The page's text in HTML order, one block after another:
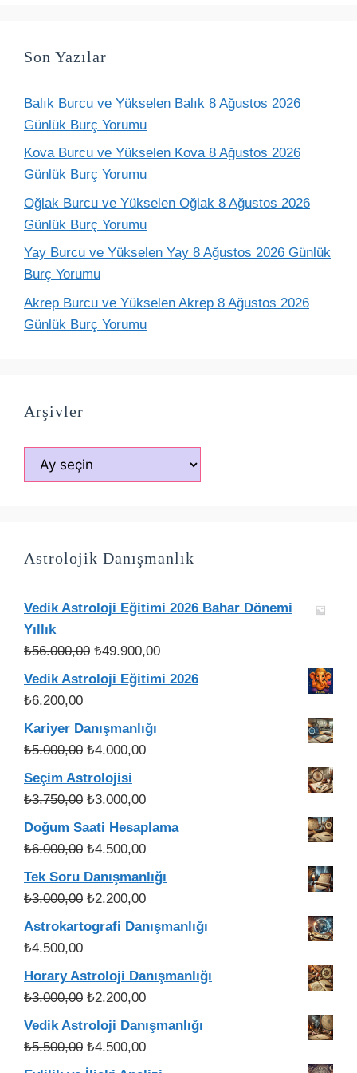
Son Yazılar
Balık Burcu ve Yükselen Balık 8 Ağustos 2026
Günlük Burç Yorumu
Kova Burcu ve Yükselen Kova 8 Ağustos 2026
Günlük Burç Yorumu
Oğlak Burcu ve Yükselen Oğlak 8 Ağustos 2026
Günlük Burç Yorumu
Yay Burcu ve Yükselen Yay 8 Ağustos 2026 Günlük
Burç Yorumu
Akrep Burcu ve Yükselen Akrep 8 Ağustos 2026
Günlük Burç Yorumu
Arşivler
Arşivler
Astrolojik Danışmanlık
Vedik Astroloji Eğitimi 2026 Bahar Dönemi
Yıllık
₺56.000,00 Orijinal
fiyat:
₺49.900,00Şu
andaki
Vedik Astroloji Eğitimi 2026
₺6.200,00
Kariyer Danışmanlığı
₺5.000,00 Orijinal
fiyat:
₺5.000,00.
₺4.000,00Şu
Seçim Astrolojisi
₺3.750,00 Orijinal
fiyat:
₺3.750,00.
₺3.000,00Şu
andaki
Doğum Saati Hesaplama
₺6.000,00 Orijinal
fiyat:
₺6.000,00.
₺4.500,00Şu
andaki
Tek Soru Danışmanlığı
₺3.000,00 Orijinal
fiyat:
₺2.200,00Şu
Astrokartografi Danışmanlığı
₺4.500,00
Horary Astroloji Danışmanlığı
₺3.000,00 Orijinal
fiyat:
₺3.000,00.
₺2.200,00Şu
Vedik Astroloji Danışmanlığı
₺5.500,00 Orijinal
fiyat:
₺4.500,00Şu
andaki